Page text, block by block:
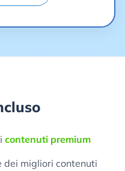
contenuti premium
dei migliori contenuti